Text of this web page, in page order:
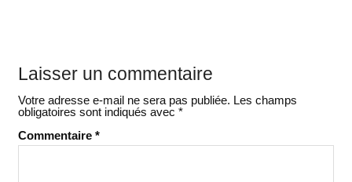
Laisser un commentaire
Votre adresse e-mail ne sera pas publiée. Les champs
obligatoires sont indiqués avec *
Commentaire *